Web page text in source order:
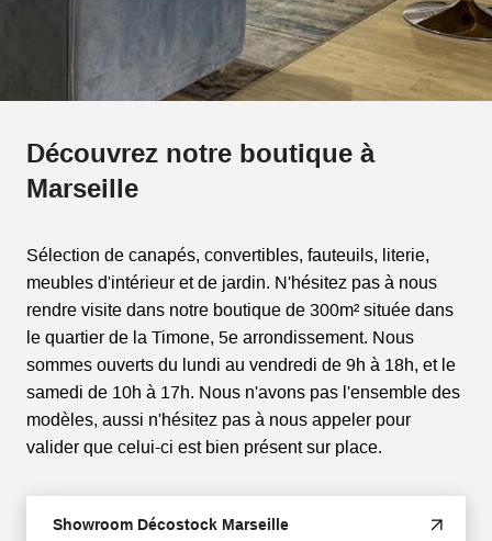
Découvrez notre boutique à
Marseille
Sélection de canapés, convertibles, fauteuils, literie,
meubles d'intérieur et de jardin. N'hésitez pas à nous
rendre visite dans notre boutique de 300m² située dans
le quartier de la Timone, 5e arrondissement. Nous
sommes ouverts du lundi au vendredi de 9h à 18h, et le
samedi de 10h à 17h. Nous n'avons pas l'ensemble des
modèles, aussi n'hésitez pas à nous appeler pour
valider que celui-ci est bien présent sur place.
Showroom Décostock Marseille